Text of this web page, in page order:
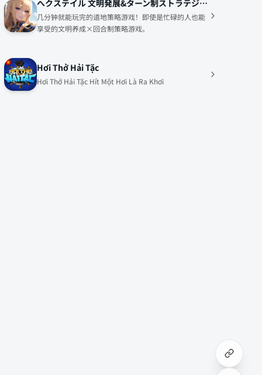
へクステイル 文明発展&ターン制ストラテジー&デッキビルド
几分钟就能玩完的道地策略游戏！即使是忙碌的人也能
享受的文明养成×回合制策略游戏。
Hơi Thở Hải Tặc
Hơi Thở Hải Tặc Hít Một Hơi Là Ra Khơi